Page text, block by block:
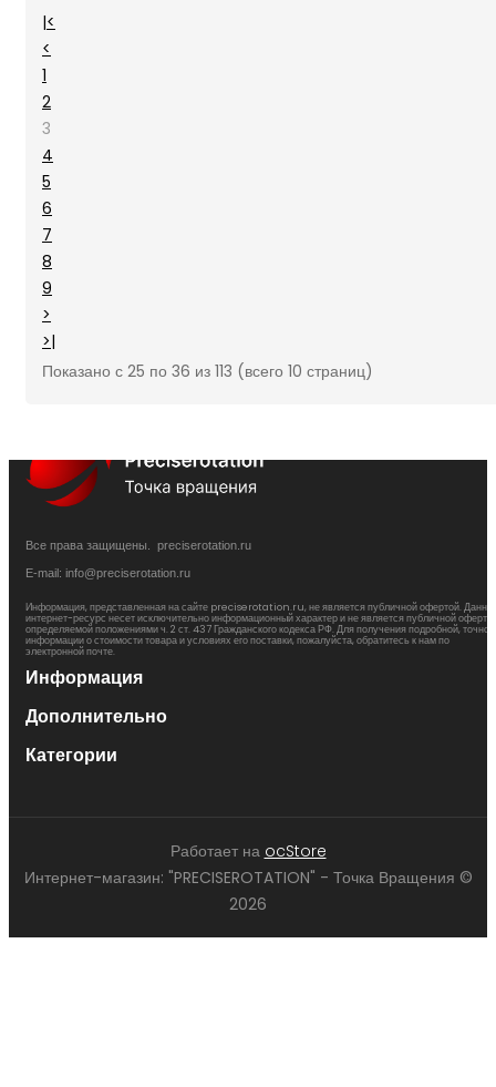
|<
<
1
2
3
4
5
6
7
8
9
>
>|
Показано с 25 по 36 из 113 (всего 10 страниц)
Все права защищены. preciserotation.ru
E-mail: info@preciserotation.ru
Информация, представленная на сайте preciserotation.ru, не является публичной офертой.
интернет-ресурс несет исключительно информационный характер и не является публичной
определяемой положениями ч. 2 ст. 437 Гражданского кодекса РФ. Для получения подробной, точной
информации о стоимости товара и условиях его поставки, пожалуйста, обратитесь к нам по
электронной почте.
Информация
Дополнительно
Категории
Работает на ocStore
Интернет-магазин: "PRECISEROTATION" - Точка Вращения ©
2026